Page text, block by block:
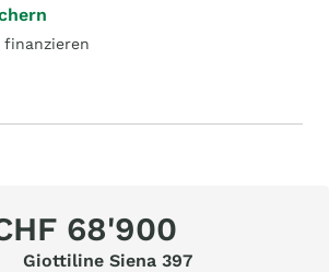
68'900
Giottiline Siena 397